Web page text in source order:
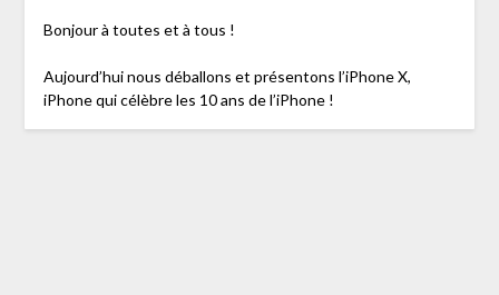
Bonjour à toutes et à tous !
Aujourd’hui nous déballons et présentons l’iPhone X,
iPhone qui célèbre les 10 ans de l’iPhone !